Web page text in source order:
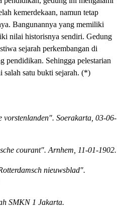
kemerdekaan, namun tetap
Bangunannya yang memiliki
nilai historisnya sendiri. Gedung
sejarah perkembangan di
pendidikan. Sehingga pelestarian
salah satu bukti sejarah. (*)
vorstenlanden". Soerakarta, 03-06-
courant". Arnhem, 11-01-1902.
nieuwsblad".
SMKN 1 Jakarta.